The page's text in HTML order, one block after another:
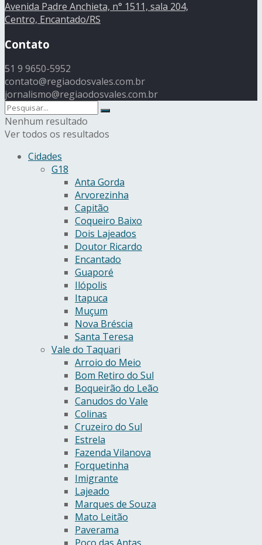
Avenida Padre Anchieta, n° 1511, sala 204,
Centro, Encantado/RS
Contato
51 9 9650-5952
contato@regiaodosvales.com.br
jornalismo@regiaodosvales.com.br
Nenhum resultado
Ver todos os resultados
Cidades
G18
Anta Gorda
Arvorezinha
Capitão
Coqueiro Baixo
Dois Lajeados
Doutor Ricardo
Encantado
Guaporé
Ilópolis
Itapuca
Muçum
Nova Bréscia
Santa Teresa
Vale do Taquari
Arroio do Meio
Bom Retiro do Sul
Boqueirão do Leão
Canudos do Vale
Colinas
Cruzeiro do Sul
Estrela
Fazenda Vilanova
Forquetinha
Imigrante
Lajeado
Marques de Souza
Mato Leitão
Paverama